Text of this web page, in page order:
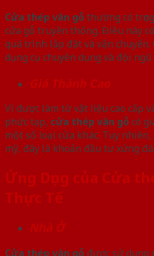
Cửa thép vân gỗ thường có
cửa gỗ truyền thống. Điều này
quá trình lắp đặt và vận chuyển.
dụng cụ chuyên dụng và đội
Giá Thành Cao
Vì được làm từ vật liệu cao cấp
phức tạp, cửa thép vân gỗ có
một số loại cửa khác. Tuy
mỹ, đây là khoản đầu tư xứng
Ứng Dụng của Cửa
Thực Tế
Nhà Ở
Cửa thép vân gỗ được sử dụng